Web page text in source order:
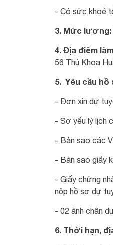
- Có sức khoẻ
3. Mức lương:
4. Địa điểm
56 Thủ Khoa
5. Yêu cầu hồ
- Đơn xin dự
- Sơ yếu lý lịch
- Bản sao các
- Bản sao giấy
- Giấy chứng
nộp hồ sơ dự
- 02 ảnh chân
6. Thời hạn,